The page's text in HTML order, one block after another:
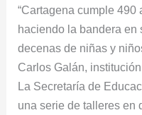
“Cartagena cumple 490
haciendo la bandera en
decenas de niñas y
Carlos Galán,
La Secretaría de
una serie de talleres en
Cartagena
de
Indias